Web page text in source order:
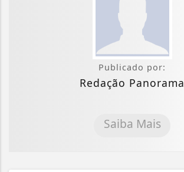
Publicado por:
Redação Panorama
Saiba Mais